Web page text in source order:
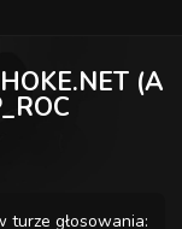
(A
turze głosowania: